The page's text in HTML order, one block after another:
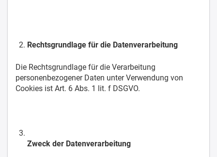
Rechtsgrundlage für die Datenverarbeitung
Die Rechtsgrundlage für die Verarbeitung
personenbezogener Daten unter Verwendung von
Cookies ist Art. 6 Abs. 1 lit. f DSGVO.
Zweck der Datenverarbeitung